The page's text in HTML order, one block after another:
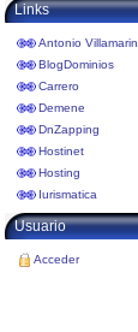
Links
Antonio Villamarin
BlogDominios
Carrero
Demene
DnZapping
Hostinet
Hosting
Iurismatica
Usuario
Acceder